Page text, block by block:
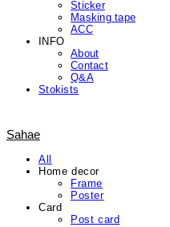
Sticker
Masking tape
ACC
INFO
About
Contact
Q&A
Stokists
Sahae
All
Home decor
Frame
Poster
Card
Post card